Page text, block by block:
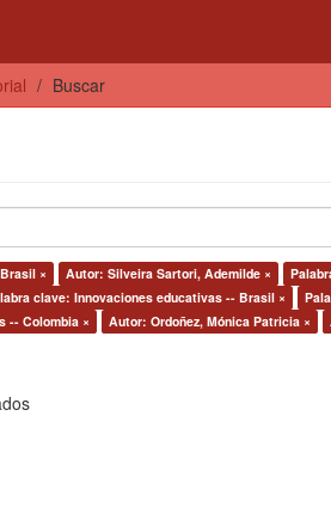
Buscar
× Autor: Silveira Sartori, Ademilde ×
clave: Innovaciones educativas -- Brasil ×
-- Colombia ×
Autor: Ordoñez, Mónica Patricia ×